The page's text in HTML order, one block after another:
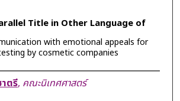
Title in Other Language of
with emotional appeals for
by cosmetic companies
ตรี, คณะนิเทศศาสตร์